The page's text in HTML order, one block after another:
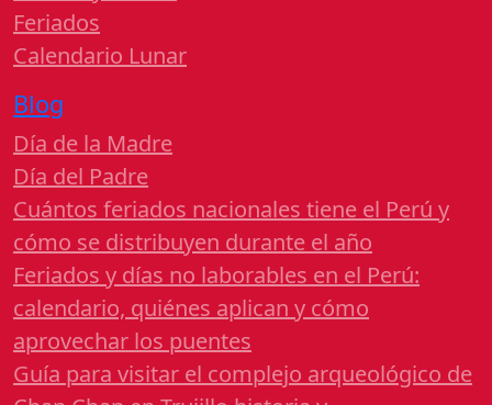
Feriados
Calendario Lunar
Blog
Día de la Madre
Día del Padre
Cuántos feriados nacionales tiene el Perú y
cómo se distribuyen durante el año
Feriados y días no laborables en el Perú:
calendario, quiénes aplican y cómo
aprovechar los puentes
Guía para visitar el complejo arqueológico de